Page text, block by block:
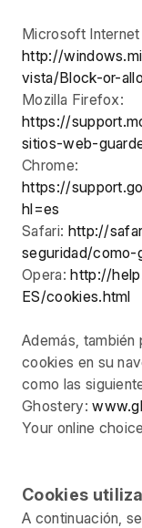
Microsoft
http://
vista/Block-or-
Mozilla Firefox:
https://
sitios-web-
Chrome:
https://
hl=es
Safari: http://
seguridad/como-
Opera:http://
ES/cookies.html
Además, también
cookies en su
como las
Ghostery:
Your online
Cookies
A continuación,